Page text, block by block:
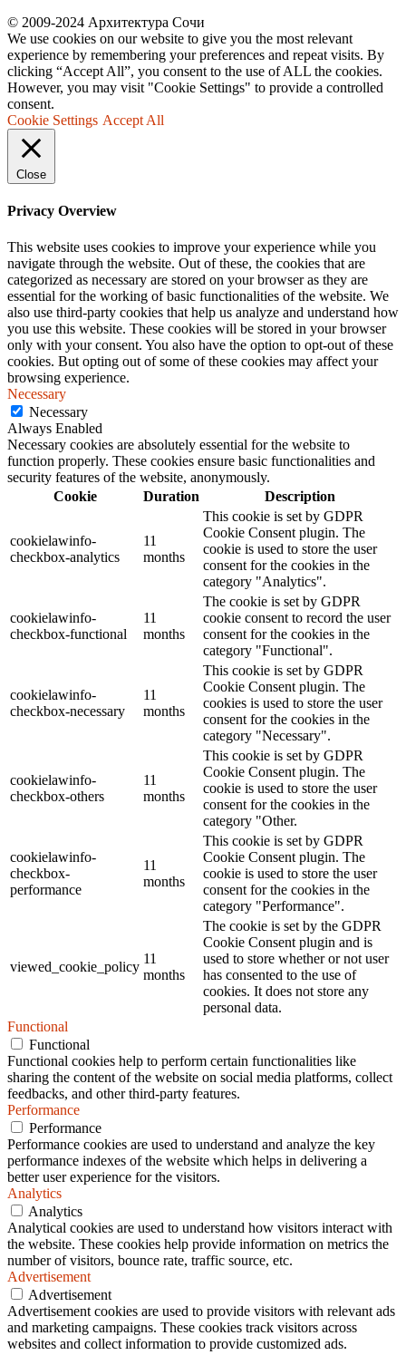
© 2009-2024 Архитектура Сочи
We use cookies on our website to give you the most relevant
experience by remembering your preferences and repeat visits. By
clicking “Accept All”, you consent to the use of ALL the cookies.
However, you may visit "Cookie Settings" to provide a controlled
consent.
Cookie Settings Accept All
Close
Privacy Overview
This website uses cookies to improve your experience while you
navigate through the website. Out of these, the cookies that are
categorized as necessary are stored on your browser as they are
essential for the working of basic functionalities of the website. We
also use third-party cookies that help us analyze and understand how
you use this website. These cookies will be stored in your browser
only with your consent. You also have the option to opt-out of these
cookies. But opting out of some of these cookies may affect your
browsing experience.
Necessary
Necessary
Always Enabled
Necessary cookies are absolutely essential for the website to
function properly. These cookies ensure basic functionalities and
security features of the website, anonymously.
Cookie
Duration Description
cookielawinfo-
checkbox-analytics
11
months
This cookie is set by GDPR
Cookie Consent plugin. The
cookie is used to store the user
consent for the cookies in the
category "Analytics".
cookielawinfo-
checkbox-functional
11
months
The cookie is set by GDPR
cookie consent to record the user
consent for the cookies in the
category "Functional".
cookielawinfo-
checkbox-necessary
11
months
This cookie is set by GDPR
Cookie Consent plugin. The
cookies is used to store the user
consent for the cookies in the
category "Necessary".
cookielawinfo-
checkbox-others
11
months
This cookie is set by GDPR
Cookie Consent plugin. The
cookie is used to store the user
consent for the cookies in the
category "Other.
cookielawinfo-
checkbox-
performance
11
months
This cookie is set by GDPR
Cookie Consent plugin. The
cookie is used to store the user
consent for the cookies in the
category "Performance".
viewed_cookie_policy
11
months
The cookie is set by the GDPR
Cookie Consent plugin and is
used to store whether or not user
has consented to the use of
cookies. It does not store any
personal data.
Functional
Functional
Functional cookies help to perform certain functionalities like
sharing the content of the website on social media platforms, collect
feedbacks, and other third-party features.
Performance
Performance
Performance cookies are used to understand and analyze the key
performance indexes of the website which helps in delivering a
better user experience for the visitors.
Analytics
Analytics
Analytical cookies are used to understand how visitors interact with
the website. These cookies help provide information on metrics the
number of visitors, bounce rate, traffic source, etc.
Advertisement
Advertisement
Advertisement cookies are used to provide visitors with relevant ads
and marketing campaigns. These cookies track visitors across
websites and collect information to provide customized ads.